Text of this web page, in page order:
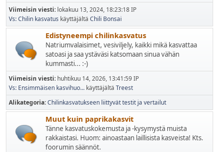
Viimeisin viesti: lokakuu 13, 2024, 18:23:18 IP
Vs: Chilin kasvatus käyttäjältä Chili Bonsai
Edistyneempi chilinkasvatus
Natriumvalaisimet, vesiviljely, kaikki mikä kasvattaa
satoasi ja saa ystäväsi katsomaan sinua vähän
kummasti... :-)
Viimeisin viesti: huhtikuu 14, 2026, 13:41:59 IP
Vs: Ensimmäisen kasvihuo... käyttäjältä Treest
Alikategoria Chilinkasvatukseen liittyvät testit ja vertailut
Muut kuin paprikakasvit
Tänne kasvatuskokemusta ja -kysymystä muista
rakkaistasi. Huom: ainoastaan laillisista kasveista! Kts.
foorumin säännöt.